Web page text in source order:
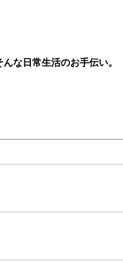
んな日常生活のお手伝